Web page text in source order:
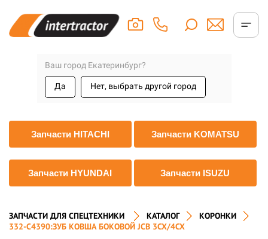
Ваш город Екатеринбург?
Да Нет, выбрать другой город
Запчасти HITACHI Запчасти KOMATSU
Запчасти HYUNDAI Запчасти ISUZU
ЗАПЧАСТИ ДЛЯ СПЕЦТЕХНИКИ КАТАЛОГ
КОРОНКИ
332-C4390:ЗУБ КОВША БОКОВОЙ JCB 3CX/4CX